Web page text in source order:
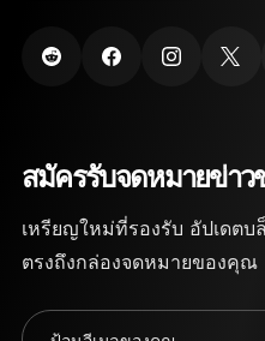
สมัครรับจดหมายข่าว
เหรียญใหม่ที่รองรับ อัปเดต
ตรงถึงกล่องจดหมายของคุณ